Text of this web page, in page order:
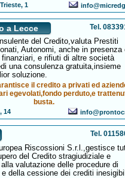
1
a Lecce Tel.
del Credito,valuta Prestiti
Autonomi, anche in presenza
e rifiuti di altre società
una consulenza gratuita,insieme
soluzione.
il credito a privati ed
egevolati,fondo perduto,e
busta.
14
Tel.
Riscossioni S.r.l.,gestisce
del Credito stragiudiziale e
valutazione delle procedure di
e della cessione dei crediti